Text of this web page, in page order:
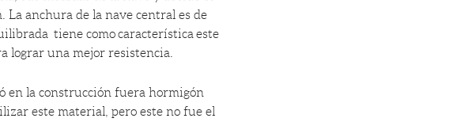
La anchura de la nave central es de
tiene como característica este
lograr una mejor resistencia.
en la construcción fuera hormigón
este material, pero este no fue el